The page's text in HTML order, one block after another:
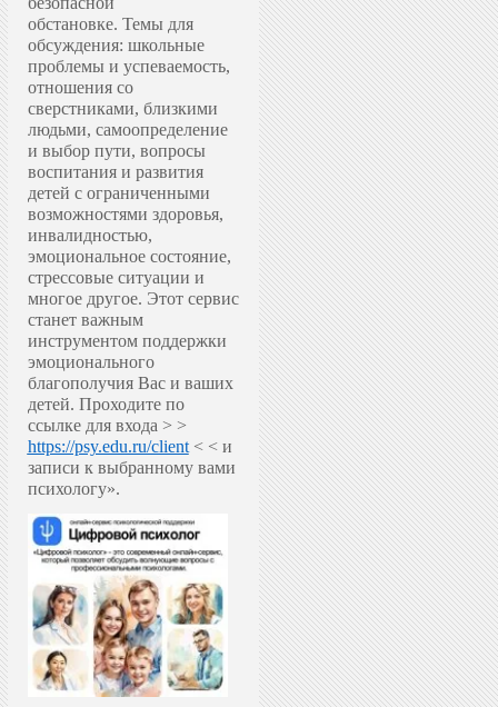
обстановке. Темы для
обсуждения: школьные
проблемы и успеваемость,
отношения со
сверстниками, близкими
людьми, самоопределение
и выбор пути, вопросы
воспитания и развития
детей с ограниченными
возможностями здоровья,
инвалидностью,
эмоциональное состояние,
стрессовые ситуации и
многое другое. Этот сервис
станет важным
инструментом поддержки
эмоционального
благополучия Вас и ваших
детей. Проходите по
ссылке для входа > >
https://psy.edu.ru/client< < и
записи к выбранному вами
психологу».